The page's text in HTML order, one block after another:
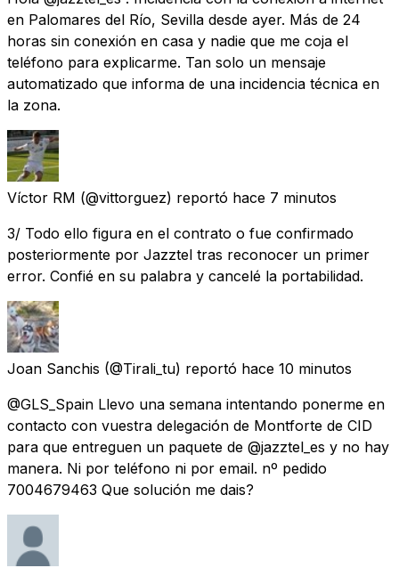
en Palomares del Río, Sevilla desde ayer. Más de 24
horas sin conexión en casa y nadie que me coja el
teléfono para explicarme. Tan solo un mensaje
automatizado que informa de una incidencia técnica en
la zona.
Víctor RM (@vittorguez) reportó hace 7 minutos
3/ Todo ello figura en el contrato o fue confirmado
posteriormente por Jazztel tras reconocer un primer
error. Confié en su palabra y cancelé la portabilidad.
Joan Sanchis (@Tirali_tu) reportó hace 10 minutos
@GLS_Spain Llevo una semana intentando ponerme en
contacto con vuestra delegación de Montforte de CID
para que entreguen un paquete de @jazztel_es y no hay
manera. Ni por teléfono ni por email. nº pedido
7004679463 Que solución me dais?